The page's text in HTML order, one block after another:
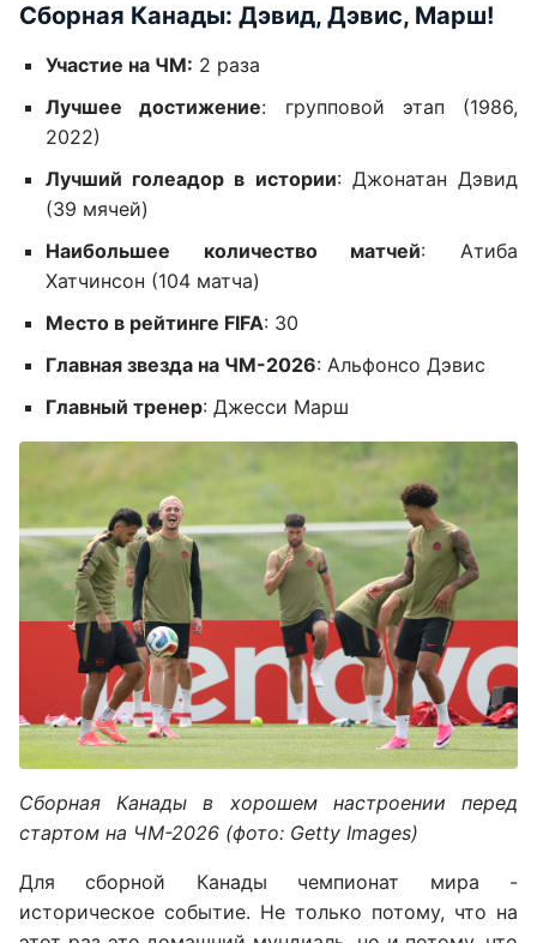
Сборная Канады: Дэвид, Дэвис, Марш!
Участие на ЧМ: 2 раза
Лучшее достижение: групповой этап (1986,
2022)
Лучший голеадор в истории: Джонатан Дэвид
(39 мячей)
Наибольшее количество матчей: Атиба
Хатчинсон (104 матча)
Место в рейтинге FIFA: 30
Главная звезда на ЧМ-2026: Альфонсо Дэвис
Главный тренер: Джесси Марш
Сборная Канады в хорошем настроении перед
стартом на ЧМ-2026 (фото: Getty Images)
Для сборной Канады чемпионат мира -
историческое событие. Не только потому, что на